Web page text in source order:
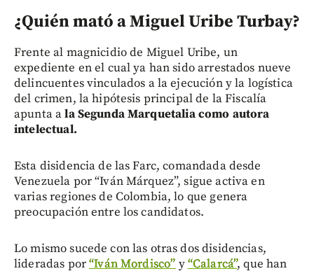
¿Quién mató a Miguel Uribe Turbay?
Frente al magnicidio de Miguel Uribe, un
expediente en el cual ya han sido arrestados nueve
delincuentes vinculados a la ejecución y la logística
del crimen, la hipótesis principal de la Fiscalía
apunta ala Segunda Marquetalia como autora
intelectual.
Esta disidencia de las Farc, comandada desde
Venezuela por “Iván Márquez”, sigue activa en
varias regiones de Colombia, lo que genera
preocupación entre los candidatos.
Lo mismo sucede con las otras dos disidencias,
lideradas por“Iván Mordisco” y“Calarcá”, que han